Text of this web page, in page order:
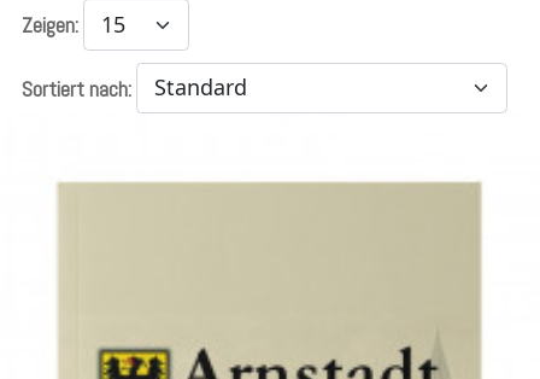
Zeigen:
Sortiert nach: